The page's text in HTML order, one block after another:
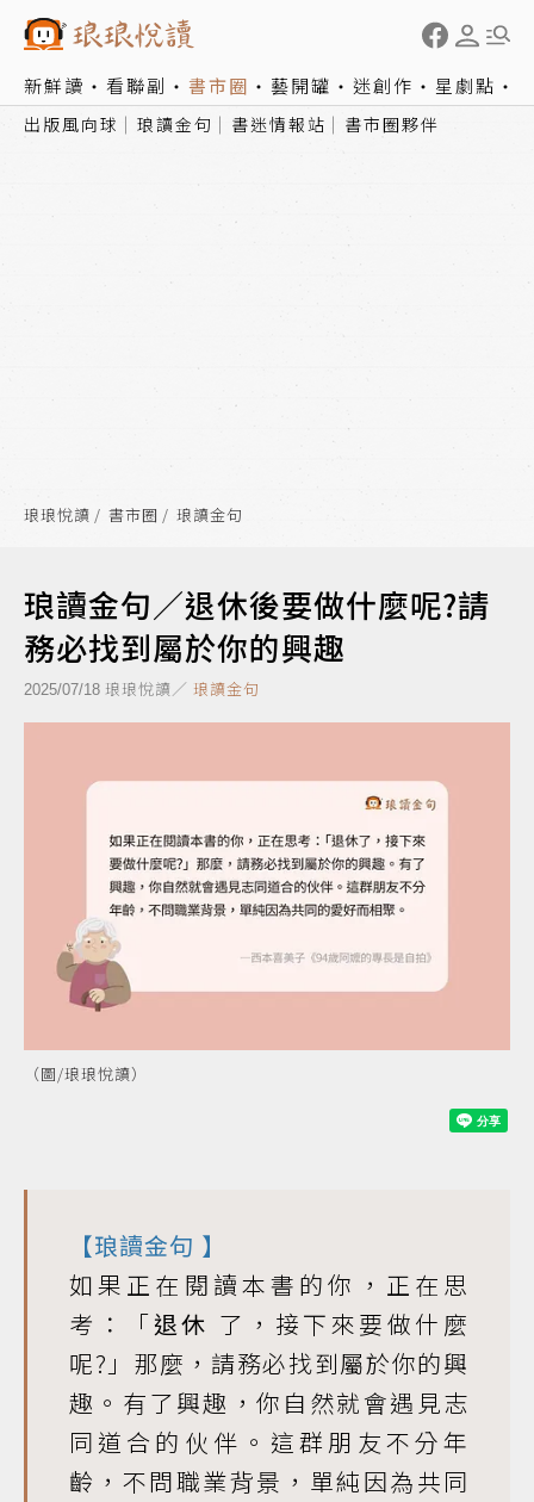
新鮮讀 看聯副 書市圈 藝開罐 迷創作 星劇點
出版風向球 琅讀金句 書迷情報站 書市圈夥伴
琅琅悅讀 書市圈 琅讀金句
琅讀金句／退休後要做什麼呢?請
務必找到屬於你的興趣
2025/07/18 琅琅悅讀／ 琅讀金句
（圖/琅琅悅讀）
【琅讀金句 】
如果正在閱讀本書的你，正在思
考：「退休 了，接下來要做什麼
呢?」那麼，請務必找到屬於你的興
趣。有了興趣，你自然就會遇見志
同道合的伙伴。這群朋友不分年
齡，不問職業背景，單純因為共同